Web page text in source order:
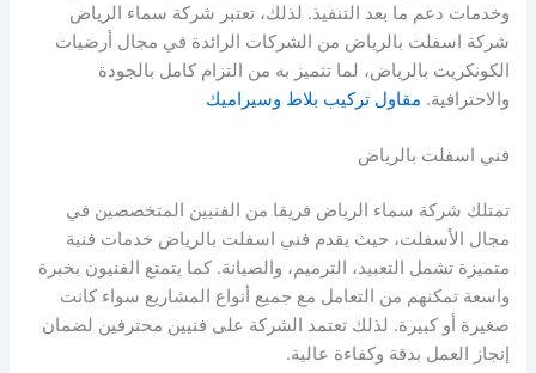
وخدمات دعم ما بعد التنفيذ. لذلك، تعتبر شركة سماء الرياض
شركة اسفلت بالرياض من الشركات الرائدة في مجال أرضيات
الكونكريت بالرياض، لما تتميز به من التزام كامل بالجودة
والاحترافية. مقاول تركيب بلاط وسيراميك
فني اسفلت بالرياض
تمتلك شركة سماء الرياض فريقا من الفنيين المتخصصين في
مجال الأسفلت، حيث يقدم فني اسفلت بالرياض خدمات فنية
متميزة تشمل التعبيد، الترميم، والصيانة. كما يتمتع الفنيون بخبرة
واسعة تمكنهم من التعامل مع جميع أنواع المشاريع سواء كانت
صغيرة أو كبيرة. لذلك تعتمد الشركة على فنيين محترفين لضمان
إنجاز العمل بدقة وكفاءة عالية.